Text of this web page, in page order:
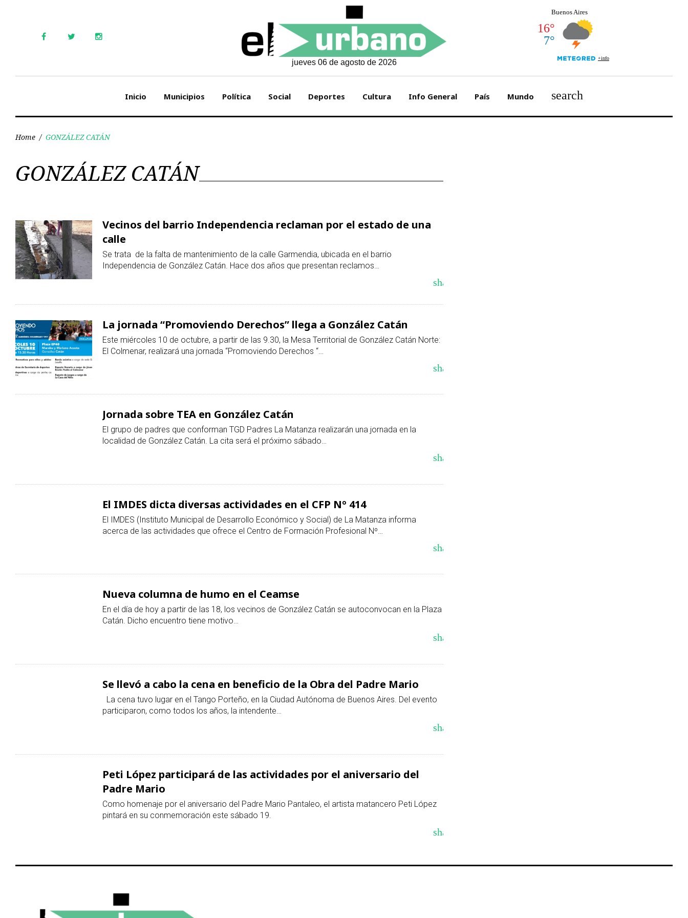
jueves 06 de agosto de 2026
Inicio Municipios Política Social Deportes Cultura Info General País Mundo search
Home / GONZÁLEZ CATÁN
Etiqueta:
CATÁN
GONZÁLEZ CATÁN
Vecinos del barrio Independencia reclaman por el estado de una
calle
Se trata de la falta de mantenimiento de la calle Garmendia, ubicada en el barrio
Independencia de González Catán. Hace dos años que presentan reclamos…
share
La jornada “Promoviendo Derechos” llega a González Catán
Este miércoles 10 de octubre, a partir de las 9.30, la Mesa Territorial de González Catán Norte:
El Colmenar, realizará una jornada “Promoviendo Derechos “…
share
Jornada sobre TEA en González Catán
El grupo de padres que conforman TGD Padres La Matanza realizarán una jornada en la
localidad de González Catán. La cita será el próximo sábado…
share
El IMDES dicta diversas actividades en el CFP Nº 414
El IMDES (Instituto Municipal de Desarrollo Económico y Social) de La Matanza informa
acerca de las actividades que ofrece el Centro de Formación Profesional Nº…
share
Nueva columna de humo en el Ceamse
En el día de hoy a partir de las 18, los vecinos de González Catán se autoconvocan en la Plaza
Catán. Dicho encuentro tiene motivo…
share
Se llevó a cabo la cena en beneficio de la Obra del Padre Mario
La cena tuvo lugar en el Tango Porteño, en la Ciudad Autónoma de Buenos Aires. Del evento
participaron, como todos los años, la intendente…
share
Peti López participará de las actividades por el aniversario del
Padre Mario
Como homenaje por el aniversario del Padre Mario Pantaleo, el artista matancero Peti López
pintará en su conmemoración este sábado 19.
share